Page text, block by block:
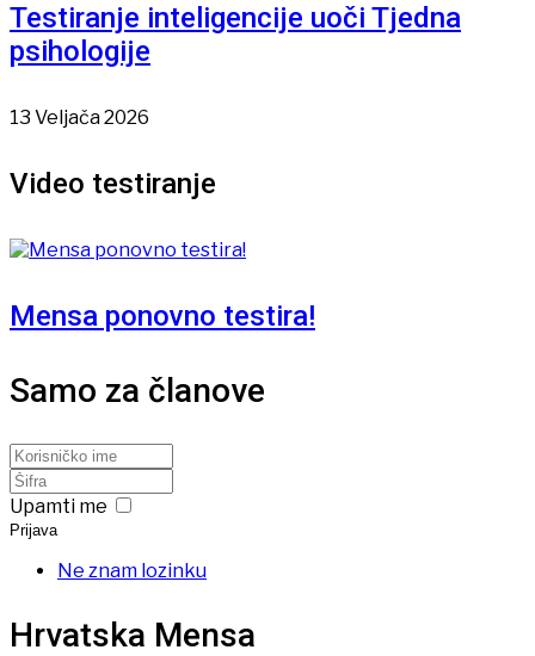
Testiranje inteligencije uoči Tjedna
psihologije
13 Veljača 2026
Video testiranje
Mensa ponovno testira!
Samo za članove
Upamti me
Prijava
Ne znam lozinku
Hrvatska Mensa